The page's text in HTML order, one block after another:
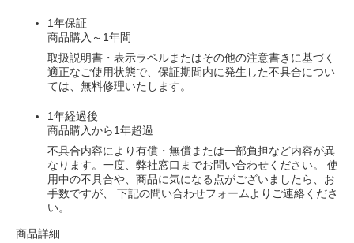
1年保証
商品購入～1年間
取扱説明書・表示ラベルまたはその他の注意書きに基づく
適正なご使用状態で、保証期間内に発生した不具合につい
ては、無料修理いたします。
1年経過後
商品購入から1年超過
不具合内容により有償・無償または一部負担など内容が異
なります。一度、弊社窓口までお問い合わせください。 使
用中の不具合や、商品に気になる点がございましたら、お
手数ですが、 下記の問い合わせフォームよりご連絡くださ
い。
商品詳細